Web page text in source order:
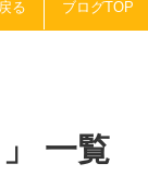
る ブログTOP
」 一覧